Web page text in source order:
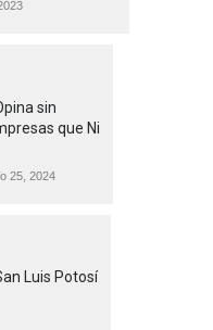
sin
que Ni
25, 2024
Luis Potosí